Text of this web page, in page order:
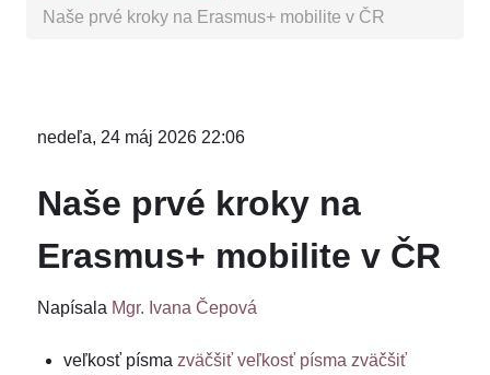
Naše prvé kroky na Erasmus+ mobilite v ČR
nedeľa, 24 máj 2026 22:06
Naše prvé kroky na
Erasmus+ mobilite v ČR
Napísala Mgr. Ivana Čepová
veľkosť písma zväčšiť veľkosť písma zväčšiť